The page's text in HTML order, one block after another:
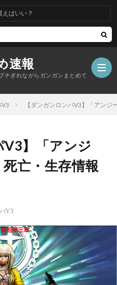
速報
チぎれながらガンガンまとめて
ム
いい？
V3 【ダンガンロンパV3】「アン
V3】「アンジ
亡・生存情報
V3